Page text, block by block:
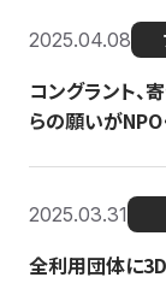
2025.04.08
コングラント、
らの願いがNPO
2025.03.31
全利用団体に